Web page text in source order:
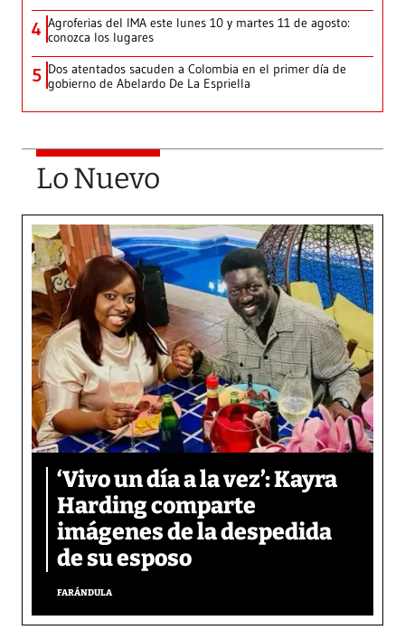
4 Agroferias del IMA este lunes 10 y martes 11 de agosto:
conozca los lugares
5 Dos atentados sacuden a Colombia en el primer día de
gobierno de Abelardo De La Espriella
Lo Nuevo
‘Vivo un día a la vez’: Kayra
Harding comparte
imágenes de la despedida
de su esposo
FARÁNDULA